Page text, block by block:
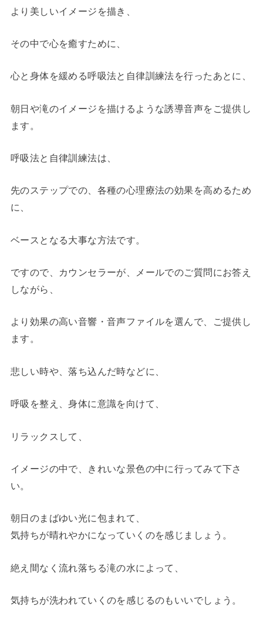
より美しいイメージを描き、
その中で心を癒すために、
心と身体を緩める呼吸法と自律訓練法を行ったあとに、
朝日や滝のイメージを描けるような誘導音声をご提供し
ます。
呼吸法と自律訓練法は、
先のステップでの、各種の心理療法の効果を高めるため
に、
ベースとなる大事な方法です。
ですので、カウンセラーが、メールでのご質問にお答え
しながら、
より効果の高い音響・音声ファイルを選んで、ご提供し
ます。
悲しい時や、落ち込んだ時などに、
呼吸を整え、身体に意識を向けて、
リラックスして、
イメージの中で、きれいな景色の中に行ってみて下さ
い。
朝日のまばゆい光に包まれて、
気持ちが晴れやかになっていくのを感じましょう。
絶え間なく流れ落ちる滝の水によって、
気持ちが洗われていくのを感じるのもいいでしょう。